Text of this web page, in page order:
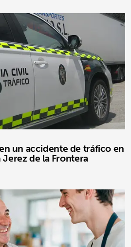
un accidente de tráfico en
de la Frontera